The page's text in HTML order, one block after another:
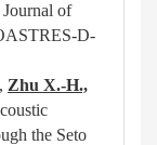
of
D-
Zhu X.-H.,
the Seto